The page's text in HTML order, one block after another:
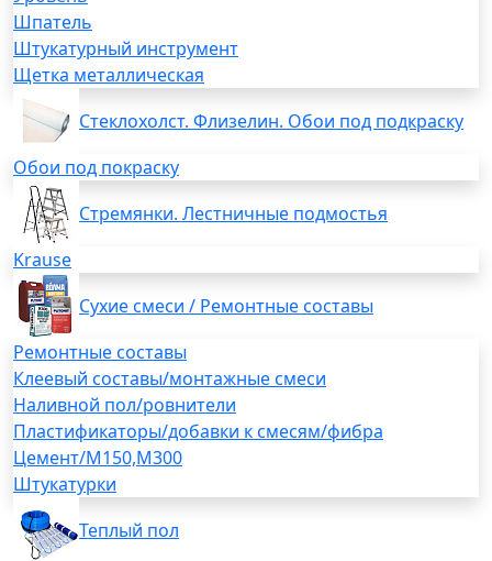
Шпатель
Штукатурный инструмент
Щетка металлическая
Стеклохолст. Флизелин. Обои под подкраску
Обои под покраску
Стремянки. Лестничные подмостья
Krause
Сухие смеси / Ремонтные составы
Ремонтные составы
Клеевый составы/монтажные смеси
Наливной пол/ровнители
Пластификаторы/добавки к смесям/фибра
Цемент/М150,М300
Штукатурки
Теплый пол